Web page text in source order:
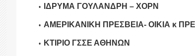
ΙΔΡΥΜΑ ΓΟΥΛΑΝΔΡΗ– ΧΟΡΝ
ΑΜΕΡΙΚΑΝΙΚΗ ΠΡΕΣΒΕΙΑ- ΟΙΚΙΑ κ
ΚΤΙΡΙΟ ΓΣΣΕ ΑΘΗΝΩΝ